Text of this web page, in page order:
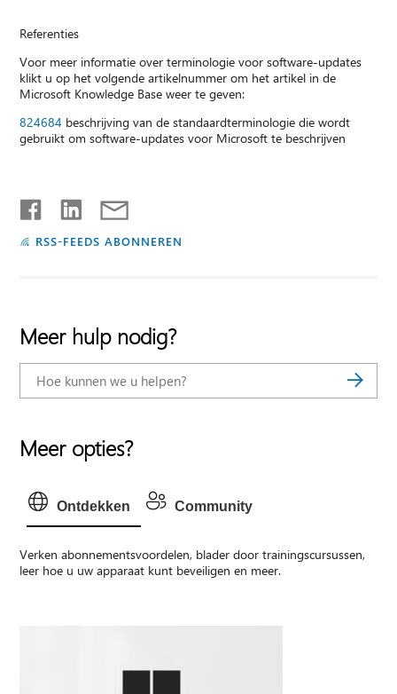
Referenties
Voor meer informatie over terminologie voor software-updates
klikt u op het volgende artikelnummer om het artikel in de
Microsoft Knowledge Base weer te geven:
824684 beschrijving van de standaardterminologie die wordt
gebruikt om software-updates voor Microsoft te beschrijven
RSS-FEEDS ABONNEREN
Meer hulp nodig?
Meer opties?
Ontdekken Community
Verken abonnementsvoordelen, blader door trainingscursussen,
leer hoe u uw apparaat kunt beveiligen en meer.